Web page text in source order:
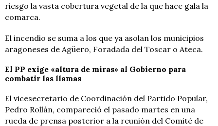
riesgo la vasta cobertura vegetal de la que hace gala la
comarca.
El incendio se suma a los que ya asolan los municipios
aragoneses de Agüero, Foradada del Toscar o Ateca.
El PP exige «altura de miras» al Gobierno para
combatir las llamas
El vicesecretario de Coordinación del Partido Popular,
Pedro Rollán, compareció el pasado martes en una
rueda de prensa posterior a la reunión del Comité de